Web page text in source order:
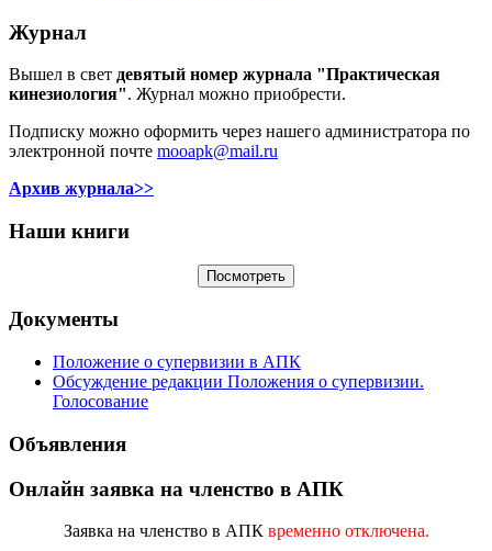
Журнал
Вышел в свет девятый номер журнала "Практическая
кинезиология". Журнал можно приобрести.
Подписку можно оформить через нашего администратора по
электронной почте mooapk@mail.ru
Архив журнала>>
Наши книги
Документы
Положение о супервизии в АПК
Обсуждение редакции Положения о супервизии.
Голосование
Объявления
Онлайн заявка на членство в АПК
Заявка на членство в АПК временно отключена.